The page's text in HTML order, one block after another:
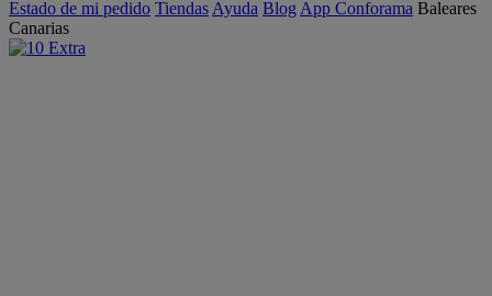
Estado de mi pedido Tiendas Ayuda Blog App Conforama Baleares
Canarias